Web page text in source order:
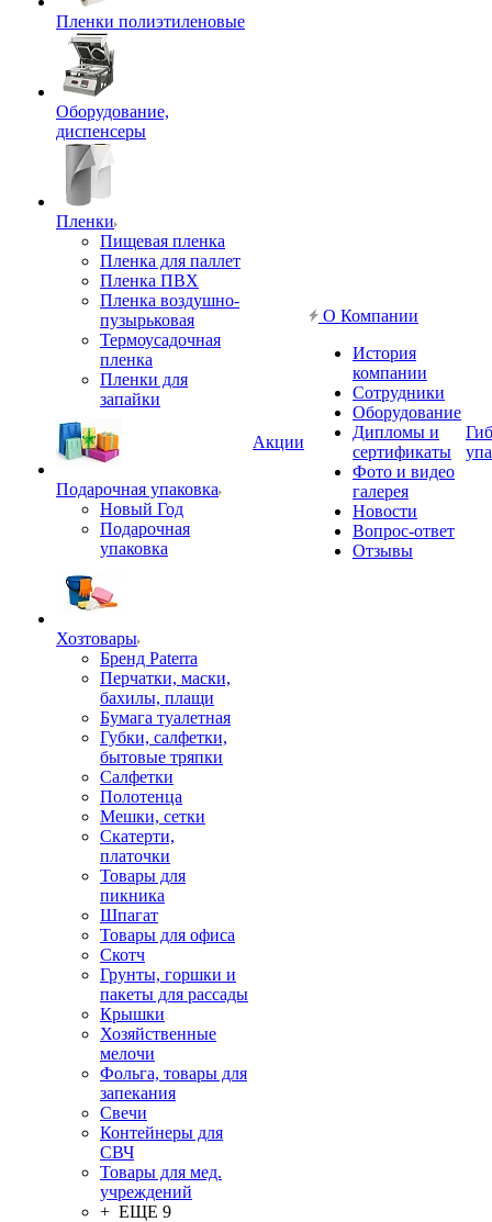
Пленки полиэтиленовые
Оборудование,
диспенсеры
Пленки
Пищевая пленка
Пленка для паллет
Пленка ПВХ
Пленка воздушно-
пузырьковая
Термоусадочная
пленка
Пленки для
запайки
Подарочная упаковка
Новый Год
Подарочная
упаковка
Хозтовары
Бренд Paterra
Перчатки, маски,
бахилы, плащи
Бумага туалетная
Губки, салфетки,
бытовые тряпки
Салфетки
Полотенца
Мешки, сетки
Скатерти,
платочки
Товары для
пикника
Шпагат
Товары для офиса
Скотч
Грунты, горшки и
пакеты для рассады
Крышки
Хозяйственные
мелочи
Фольга, товары для
запекания
Свечи
Контейнеры для
СВЧ
Товары для мед.
учреждений
+ ЕЩЕ 9
Акции
О Компании
История
компании
Сотрудники
Оборудование
Дипломы и
сертификаты
Фото и видео
галерея
Новости
Вопрос-ответ
Отзывы